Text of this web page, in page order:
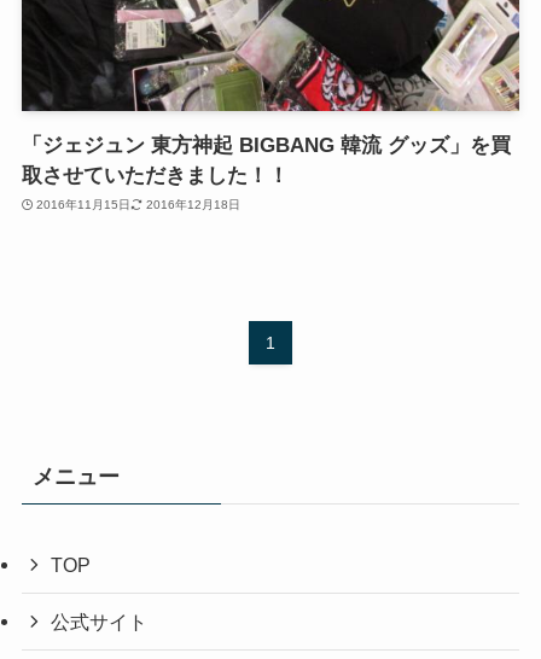
「ジェジュン 東方神起 BIGBANG 韓流 グッズ」を買
取させていただきました！！
2016年11月15日 2016年12月18日
1
メニュー
TOP
公式サイト